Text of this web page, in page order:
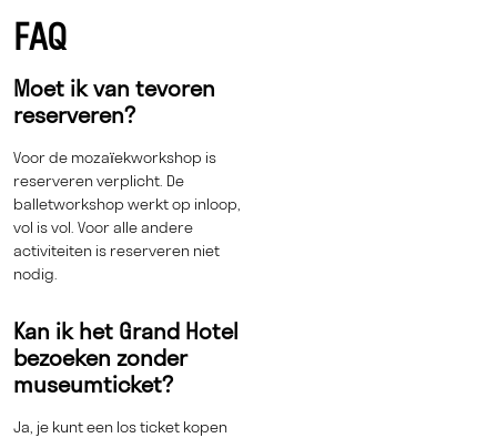
FAQ
Moet ik van tevoren
reserveren?
Voor de mozaïekworkshop is
reserveren verplicht. De
balletworkshop werkt op inloop,
vol is vol. Voor alle andere
activiteiten is reserveren niet
nodig.
Kan ik het Grand Hotel
bezoeken zonder
museumticket?
Ja, je kunt een los ticket kopen